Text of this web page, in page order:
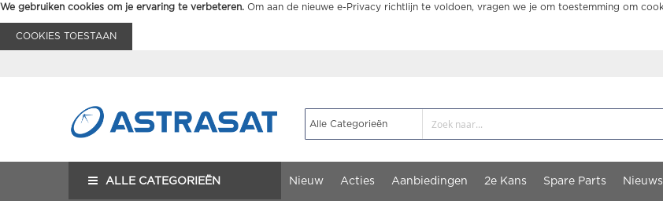
We gebruiken cookies om je ervaring te verbeteren. Om aan de nieuwe e-Privacy richtlijn te voldoen, vragen we je om toestemming om
COOKIES TOESTAAN
ALLE CATEGORIEËN Nieuw Acties Aanbiedingen 2e Kans Spare Parts Nieuws